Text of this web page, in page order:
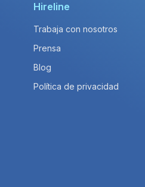
Hireline
Trabaja con nosotros
Prensa
Blog
Política de privacidad